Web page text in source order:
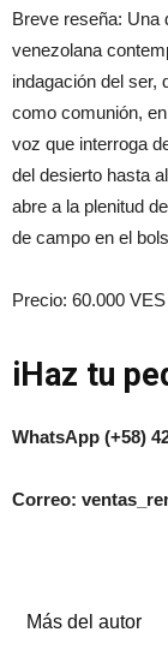
Breve reseña: Una
venezolana
indagación del ser,
como comunión,
voz que interroga
del desierto hasta
abre a la plenitud
de campo en el
Precio: 60.000 VES
iHaz tu
WhatsApp (+58)
Correo:
Más del autor